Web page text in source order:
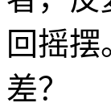
回摇
差？